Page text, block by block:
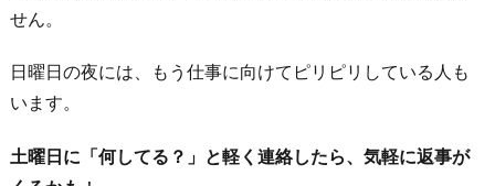
せん。
日曜日の夜には、もう仕事に向けてピリピリしている人も
います。
土曜日に「何してる？」と軽く連絡したら、気軽に返事が